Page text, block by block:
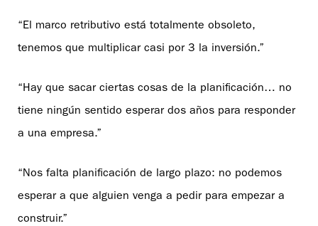
“El marco retributivo está totalmente obsoleto,
tenemos que multiplicar casi por 3 la inversión.”
“Hay que sacar ciertas cosas de la planificación… no
tiene ningún sentido esperar dos años para responder
a una empresa.”
“Nos falta planificación de largo plazo: no podemos
esperar a que alguien venga a pedir para empezar a
construir.”